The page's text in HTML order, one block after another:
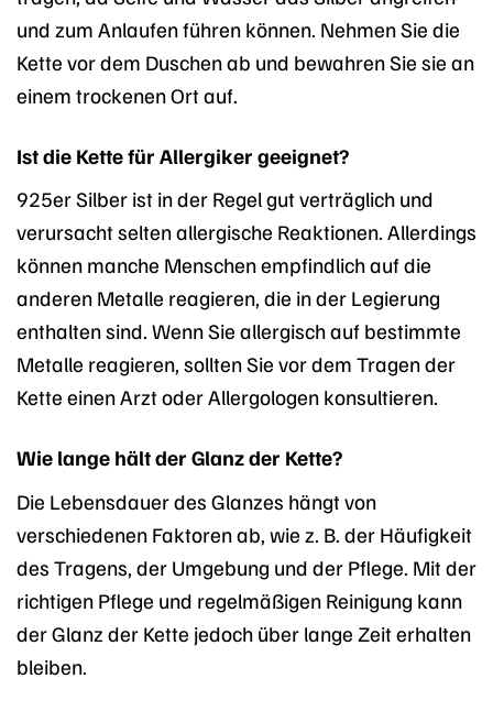
und zum Anlaufen führen können. Nehmen Sie die
Kette vor dem Duschen ab und bewahren Sie sie an
einem trockenen Ort auf.
Ist die Kette für Allergiker geeignet?
925er Silber ist in der Regel gut verträglich und
verursacht selten allergische Reaktionen. Allerdings
können manche Menschen empfindlich auf die
anderen Metalle reagieren, die in der Legierung
enthalten sind. Wenn Sie allergisch auf bestimmte
Metalle reagieren, sollten Sie vor dem Tragen der
Kette einen Arzt oder Allergologen konsultieren.
Wie lange hält der Glanz der Kette?
Die Lebensdauer des Glanzes hängt von
verschiedenen Faktoren ab, wie z. B. der Häufigkeit
des Tragens, der Umgebung und der Pflege. Mit der
richtigen Pflege und regelmäßigen Reinigung kann
der Glanz der Kette jedoch über lange Zeit erhalten
bleiben.